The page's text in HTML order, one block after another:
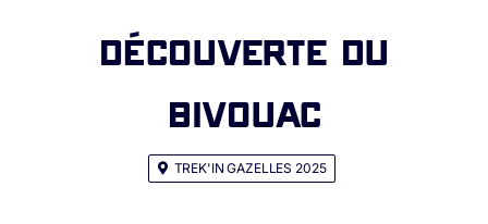
Découverte du
bivouac
TREK'IN GAZELLES 2025